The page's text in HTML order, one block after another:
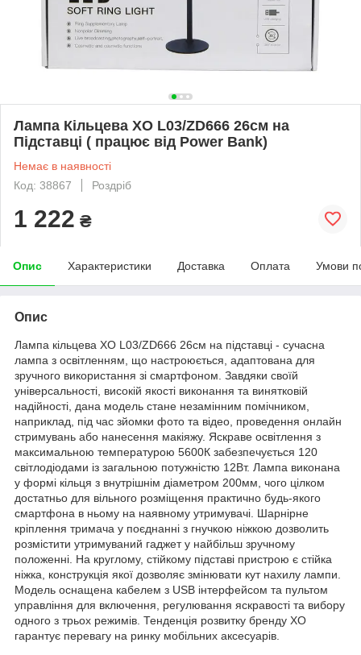
Лампа Кільцева XO L03/ZD666 26см на
Підставці ( працює від Power Bank)
Немає в наявності
Код: 38867
Роздріб
1 222 ₴
Опис Характеристики Доставка Оплата Умови
Опис
Лампа кільцева XO L03/ZD666 26см на підставці - сучасна
лампа з освітленням, що настроюється, адаптована для
зручного використання зі смартфоном. Завдяки своїй
універсальності, високій якості виконання та винятковій
надійності, дана модель стане незамінним помічником,
наприклад, під час зйомки фото та відео, проведення онлайн
стримувань або нанесення макіяжу. Яскраве освітлення з
максимальною температурою 5600К забезпечується 120
світлодіодами із загальною потужністю 12Вт. Лампа виконана
у формі кільця з внутрішнім діаметром 200мм, чого цілком
достатньо для вільного розміщення практично будь-якого
смартфона в ньому на наявному утримувачі. Шарнірне
кріплення тримача у поєднанні з гнучкою ніжкою дозволить
розмістити утримуваний гаджет у найбільш зручному
положенні. На круглому, стійкому підставі пристрою є стійка
ніжка, конструкція якої дозволяє змінювати кут нахилу лампи.
Модель оснащена кабелем з USB інтерфейсом та пультом
управління для включення, регулювання яскравості та вибору
одного з трьох режимів. Тенденція розвитку бренду XO
гарантує перевагу на ринку мобільних аксесуарів.